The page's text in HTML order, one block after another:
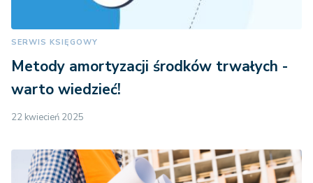
SERWIS KSIĘGOWY
Metody amortyzacji środków trwałych -
warto wiedzieć!
22 kwiecień 2025